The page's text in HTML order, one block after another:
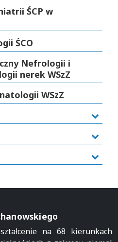
ŚCP w
ŚCO
Nefrologii i
nerek WSzZ
WSzZ
na 68 kierunkach